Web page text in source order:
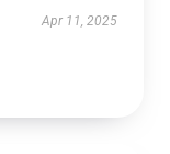
Apr 11, 2025